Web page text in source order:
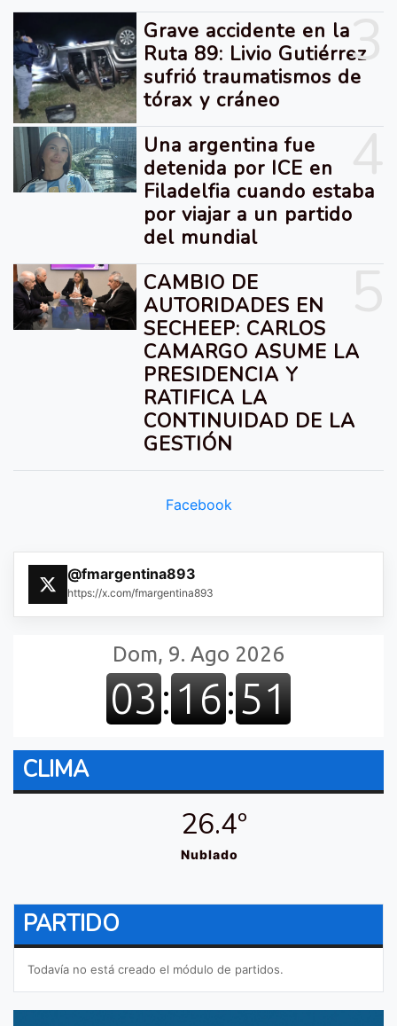
3
Grave accidente en la
Ruta 89: Livio Gutiérrez
sufrió traumatismos de
tórax y cráneo
Una argentina fue
detenida por ICE en
Filadelfia cuando estaba
por viajar a un partido
del mundial
CAMBIO DE
AUTORIDADES EN
SECHEEP: CARLOS
CAMARGO ASUME LA
PRESIDENCIA Y
RATIFICA LA
CONTINUIDAD DE LA
GESTIÓN
Facebook
@fmargentina893
https://x.com/fmargentina893
CLIMA
26.4º
Nublado
PARTIDO
Todavía no está creado el módulo de partidos.